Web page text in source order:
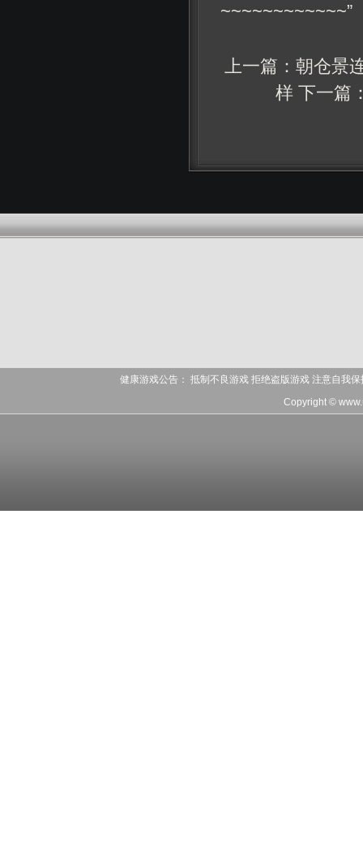
~~~~~~~~~~~~”
上一篇： 朝仓景
样下一篇
健康游戏公告： 抵制不良游戏 拒绝盗版游戏 注意自我
Copyright ©